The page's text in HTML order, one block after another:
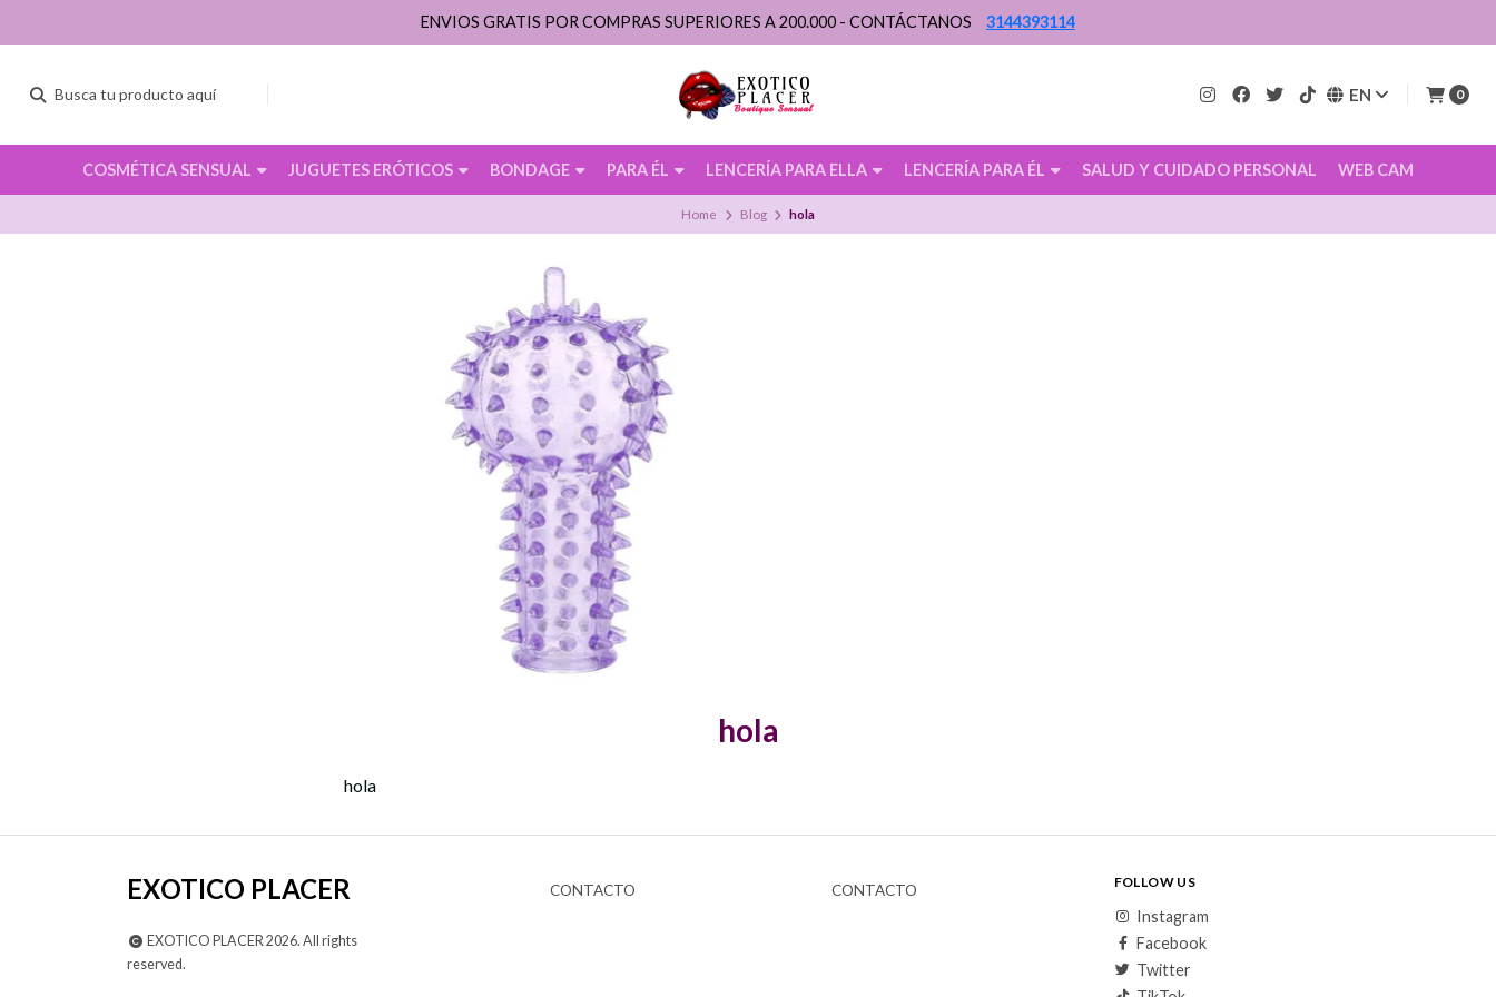
EN 0
COSMÉTICA SENSUAL JUGUETES ERÓTICOS BONDAGE PARA ÉL LENCERÍA PARA ELLA LENCERÍA PARA ÉL SALUD Y CUIDADO PERSONAL WEB CAM
ENVIOS GRATIS POR COMPRAS SUPERIORES A 200.000 - CONTÁCTANOS 3144393114
Home Blog hola
hola
hola
EXOTICO PLACER
EXOTICO PLACER 2026. All rights
reserved.
CONTACTO CONTACTO FOLLOW US
Instagram
Facebook
Twitter